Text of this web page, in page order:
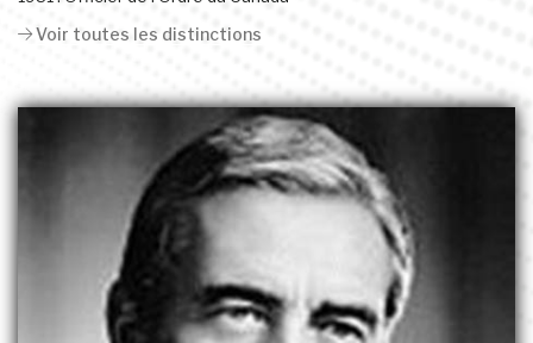
Voir toutes les distinctions